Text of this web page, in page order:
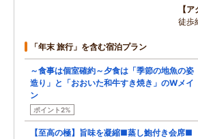
ア
徒歩
「年末 旅行」を含む宿泊プラン
～食事は個室確約～夕食は「季節の地魚の姿
造り」と「おおいた和牛すき焼き」のWメイ
ン
ポイント2%
【至高の極】旨味を凝縮■蒸し鮑付き会席■